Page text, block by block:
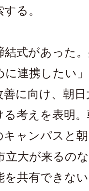
る。
式があった
に連携したい
に向け、朝
考えを表明
ャンパスと
立大が来るの
を共有できな